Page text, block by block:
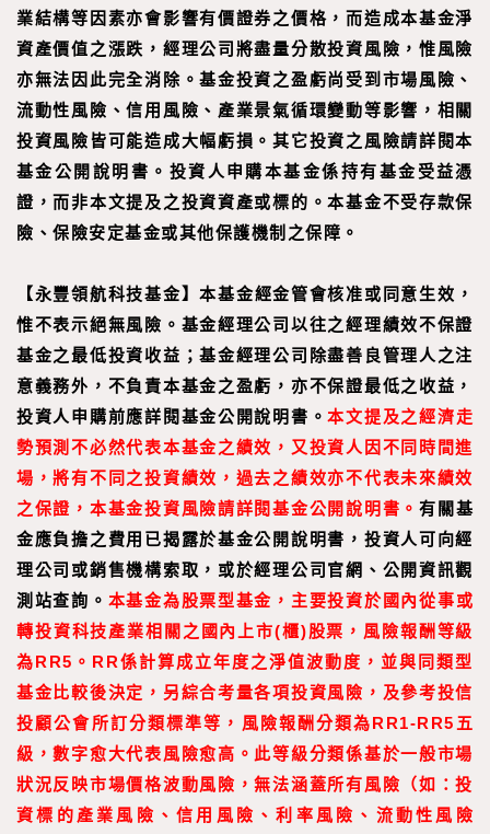
業結構等因素亦會影響有價證券之價格，而造成本基金淨
資產價值之漲跌，經理公司將盡量分散投資風險，惟風險
亦無法因此完全消除。基金投資之盈虧尚受到市場風險、
流動性風險、信用風險、產業景氣循環變動等影響，相關
投資風險皆可能造成大幅虧損。其它投資之風險請詳閱本
基金公開說明書。投資人申購本基金係持有基金受益憑
證，而非本文提及之投資資產或標的。本基金不受存款保
險、保險安定基金或其他保護機制之保障。
【永豐領航科技基金】本基金經金管會核准或同意生效，
惟不表示絕無風險。基金經理公司以往之經理績效不保證
基金之最低投資收益；基金經理公司除盡善良管理人之注
意義務外，不負責本基金之盈虧，亦不保證最低之收益，
投資人申購前應詳閱基金公開說明書。本文提及之經濟走
勢預測不必然代表本基金之績效，又投資人因不同時間進
場，將有不同之投資績效，過去之績效亦不代表未來績效
之保證，本基金投資風險請詳閱基金公開說明書。有關基
金應負擔之費用已揭露於基金公開說明書，投資人可向經
理公司或銷售機構索取，或於經理公司官網、公開資訊觀
測站查詢。 本基金為股票型基金，主要投資於國內從事或
轉投資科技產業相關之國內上市(櫃)股票，風險報酬等級
為RR5。RR係計算成立年度之淨值波動度，並與同類型
基金比較後決定，另綜合考量各項投資風險，及參考投信
投顧公會所訂分類標準等，風險報酬分類為RR1-RR5五
級，數字愈大代表風險愈高。此等級分類係基於一般市場
狀況反映市場價格波動風險，無法涵蓋所有風險（如：投
資標的產業風險、信用風險、利率風險、流動性風險